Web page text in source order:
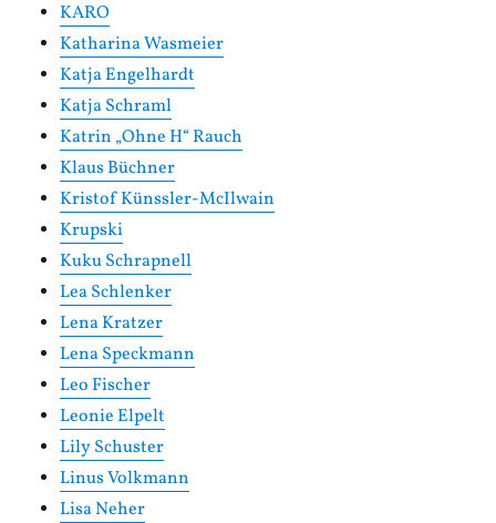
KARO
Katharina Wasmeier
Katja Engelhardt
Katja Schraml
Katrin „Ohne H“ Rauch
Klaus Büchner
Kristof Künssler-McIlwain
Krupski
Kuku Schrapnell
Lea Schlenker
Lena Kratzer
Lena Speckmann
Leo Fischer
Leonie Elpelt
Lily Schuster
Linus Volkmann
Lisa Neher